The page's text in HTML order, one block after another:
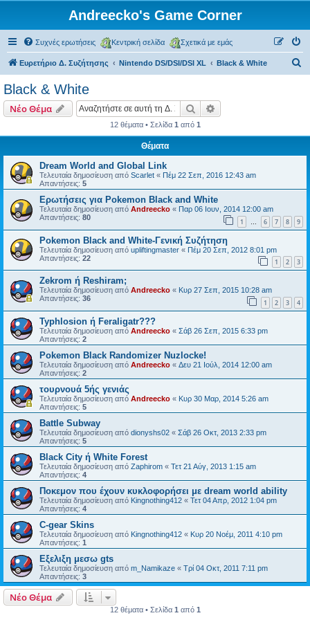
Andreecko's Game Corner
Συχνές ερωτήσεις Κεντρική σελίδα Σχετικά με εμάς
Ευρετήριο Δ. Συζήτησης Nintendo DS/DSI/DSI XL Black & White
Black & White
Νέο Θέμα Αναζήτηση
12 θέματα • Σελίδα 1 από 1
Θέματα
Dream World and Global Link
Τελευταία δημοσίευση από Scarlet « Πέμ 22 Σεπ, 2016 12:43 am
Απαντήσεις: 5
Ερωτήσεις για Pokemon Black and White
Τελευταία δημοσίευση από Andreecko « Παρ 06 Ιουν, 2014 12:00 am
Απαντήσεις: 80 1 … 6 7 8 9
Pokemon Black and White-Γενική Συζήτηση
Τελευταία δημοσίευση από upliftingmaster « Πέμ 20 Σεπ, 2012 8:01 pm
Απαντήσεις: 22 1 2 3
Zekrom ή Reshiram;
Τελευταία δημοσίευση από Andreecko « Κυρ 27 Σεπ, 2015 10:28 am
Απαντήσεις: 36 1 2 3 4
Typhlosion ή Feraligatr???
Τελευταία δημοσίευση από Andreecko « Σάβ 26 Σεπ, 2015 6:33 pm
Απαντήσεις: 2
Pokemon Black Randomizer Nuzlocke!
Τελευταία δημοσίευση από Andreecko « Δευ 21 Ιούλ, 2014 12:00 am
Απαντήσεις: 2
τουρνουά 5ής γενιάς
Τελευταία δημοσίευση από Andreecko « Κυρ 30 Μαρ, 2014 5:26 am
Απαντήσεις: 5
Battle Subway
Τελευταία δημοσίευση από dionyshs02 « Σάβ 26 Οκτ, 2013 2:33 pm
Απαντήσεις: 5
Black City ή White Forest
Τελευταία δημοσίευση από Zaphirom « Τετ 21 Αύγ, 2013 1:15 am
Απαντήσεις: 4
Ποκεμον που έχουν κυκλοφορήσει με dream world ability
Τελευταία δημοσίευση από Kingnothing412 « Τετ 04 Απρ, 2012 1:04 pm
Απαντήσεις: 4
C-gear Skins
Τελευταία δημοσίευση από Kingnothing412 « Κυρ 20 Νοέμ, 2011 4:10 pm
Απαντήσεις: 1
Εξελιξη μεσω gts
Τελευταία δημοσίευση από m_Namikaze « Τρί 04 Οκτ, 2011 7:11 pm
Απαντήσεις: 3
Νέο Θέμα
12 θέματα • Σελίδα 1 από 1